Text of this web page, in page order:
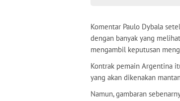
Komentar Paulo Dybala
dengan banyak yang
mengambil keputusan
Kontrak pemain Argentina
yang akan dikenakan
Namun, gambaran